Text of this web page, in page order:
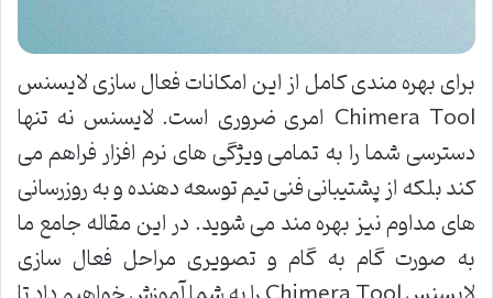
برای بهره مندی کامل از این امکانات فعال سازی لایسنس
Chimera Tool امری ضروری است. لایسنس نه تنها
دسترسی شما را به تمامی ویژگی های نرم افزار فراهم می
کند بلکه از پشتیبانی فنی تیم توسعه دهنده و به روزرسانی
های مداوم نیز بهره مند می شوید. در این مقاله جامع ما
به صورت گام به گام و تصویری مراحل فعال سازی